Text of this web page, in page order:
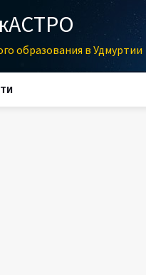
образования в Удмуртии